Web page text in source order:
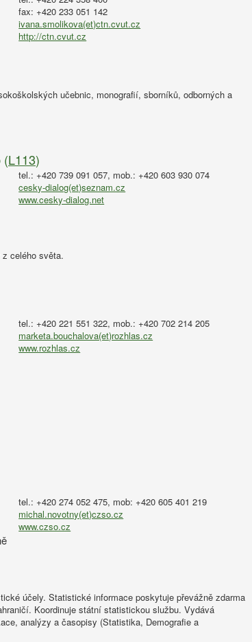
fax: +420 233 051 142
ivana.smolikova(et)ctn.cvut.cz
http://ctn.cvut.cz
učebnic, monografií, sborníků, odborných a
(L113)
tel.: +420 739 091 057, mob.: +420 603 930 074
cesky-dialog(et)seznam.cz
www.cesky-dialog.net
celého světa.
tel.: +420 221 551 322, mob.: +420 702 214 205
marketa.bouchalova(et)rozhlas.cz
www.rozhlas.cz
tel.: +420 274 052 475, mob: +420 605 401 219
michal.novotny(et)czso.cz
www.czso.cz
účely. Statistické informace poskytuje převážně zdarma
Koordinuje státní statistickou službu. Vydává
analýzy a časopisy (Statistika, Demografie a